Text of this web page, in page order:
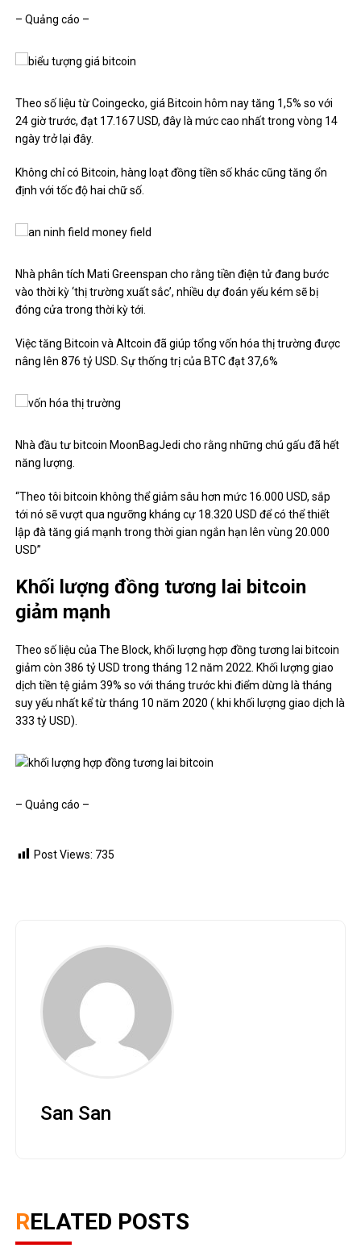
– Quảng cáo –
Theo số liệu từ Coingecko, giá Bitcoin hôm nay tăng 1,5% so với
24 giờ trước, đạt 17.167 USD, đây là mức cao nhất trong vòng 14
ngày trở lại đây.
Không chỉ có Bitcoin, hàng loạt đồng tiền số khác cũng tăng ổn
định với tốc độ hai chữ số.
Nhà phân tích Mati Greenspan cho rằng tiền điện tử đang bước
vào thời kỳ ‘thị trường xuất sắc’, nhiều dự đoán yếu kém sẽ bị
đóng cửa trong thời kỳ tới.
Việc tăng Bitcoin và Altcoin đã giúp tổng vốn hóa thị trường được
nâng lên 876 tỷ USD. Sự thống trị của BTC đạt 37,6%
Nhà đầu tư bitcoin MoonBagJedi cho rằng những chú gấu đã hết
năng lượng.
“Theo tôi bitcoin không thể giảm sâu hơn mức 16.000 USD, sắp
tới nó sẽ vượt qua ngưỡng kháng cự 18.320 USD để có thể thiết
lập đà tăng giá mạnh trong thời gian ngắn hạn lên vùng 20.000
USD”
Khối lượng đồng tương lai bitcoin
giảm mạnh
Theo số liệu của The Block, khối lượng hợp đồng tương lai bitcoin
giảm còn 386 tỷ USD trong tháng 12 năm 2022. Khối lượng giao
dịch tiền tệ giảm 39% so với tháng trước khi điểm dừng là tháng
suy yếu nhất kể từ tháng 10 năm 2020 ( khi khối lượng giao dịch là
333 tỷ USD).
– Quảng cáo –
Post Views: 735
San San
RELATED POSTS